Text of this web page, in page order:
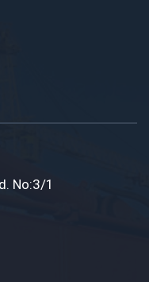
No:3/1